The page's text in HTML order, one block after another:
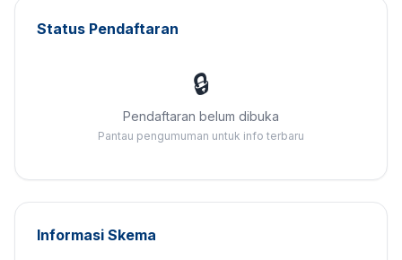
Status Pendaftaran
🔒
Pendaftaran belum dibuka
Pantau pengumuman untuk info terbaru
Informasi Skema